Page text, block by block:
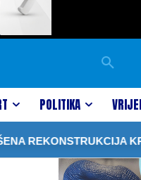
POLITIKA
KROVA NA